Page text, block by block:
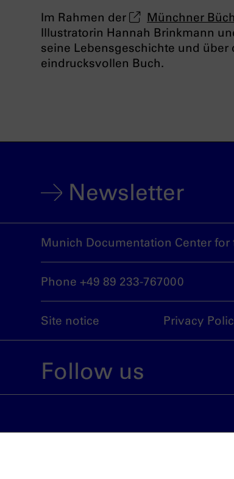
Im Rahmen der
Münchner
Illustratorin Hannah Brinkmann
seine Lebensgeschichte und
eindrucksvollen Buch.
Newsletter
Munich Documentation Center
Phone +49 89 233-767000
Site notice Privacy
Follow us